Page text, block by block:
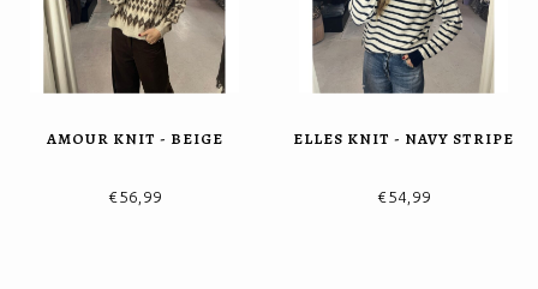
AMOUR KNIT - BEIGE
€56,99
ELLES KNIT - NAVY STRIPE
€54,99